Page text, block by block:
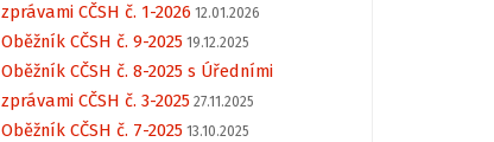
zprávami CČSH č. 1-2026 12.01.2026
Oběžník CČSH č. 9-2025 19.12.2025
Oběžník CČSH č. 8-2025 s Úředními
zprávami CČSH č. 3-2025 27.11.2025
Oběžník CČSH č. 7-2025 13.10.2025